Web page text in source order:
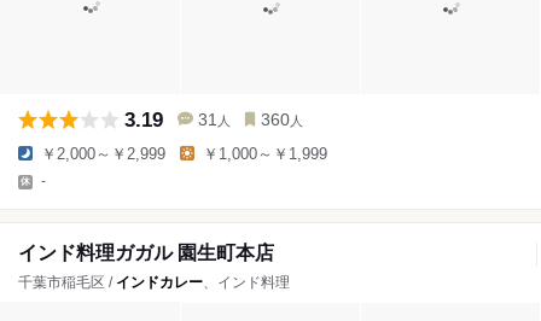
3.19 31 人 360 人
￥2,000～￥2,999 ￥1,000～￥1,999
-
インド料理ガガル 園生町本店
千葉市稲毛区 / インドカレー、インド料理